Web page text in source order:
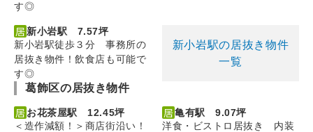
す◎
新小岩駅 7.57坪
新小岩駅徒歩３分 事務所の
居抜き物件！飲食店も可能で
す◎
新小岩駅の居抜き物件
一覧
葛飾区の居抜き物件
お花茶屋駅 12.45坪
＜造作減額！＞商店街沿い！
亀有駅 9.07坪
洋食・ビストロ居抜き 内装